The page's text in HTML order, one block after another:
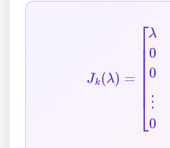
λ1⋯